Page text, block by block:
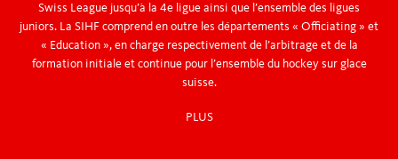
Swiss League jusqu’à la 4e ligue ainsi que l’ensemble des ligues
juniors. La SIHF comprend en outre les départements « Officiating » et
« Education », en charge respectivement de l’arbitrage et de la
formation initiale et continue pour l’ensemble du hockey sur glace
suisse.
PLUS